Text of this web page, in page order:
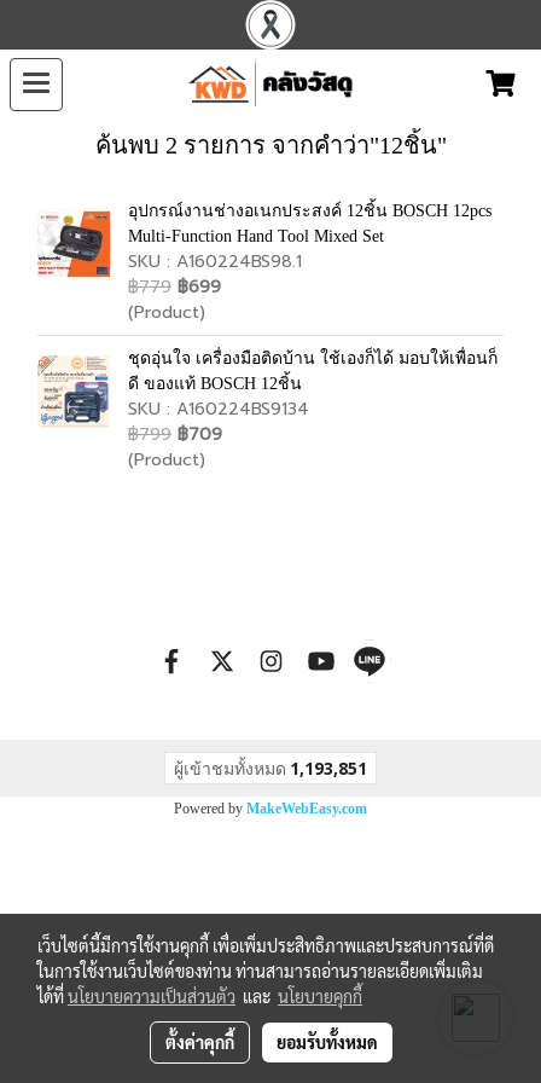
ค้นพบ 2 รายการ จากคำว่า"12ชิ้น"
อุปกรณ์งานช่างอเนกประสงค์ 12ชิ้น BOSCH 12pcs
Multi-Function Hand Tool Mixed Set
SKU : A160224BS98.1
฿779 ฿699
(Product)
ชุดอุ่นใจ เครื่องมือติดบ้าน ใช้เองก็ได้ มอบให้เพื่อนก็
ดี ของแท้ BOSCH 12ชิ้น
SKU : A160224BS9134
฿799 ฿709
(Product)
ผู้เข้าชมทั้งหมด 1,193,851
Powered by MakeWebEasy.com
เว็บไซต์นี้มีการใช้งานคุกกี้ เพื่อเพิ่มประสิทธิภาพและประสบการณ์ที่ดี
ในการใช้งานเว็บไซต์ของท่าน ท่านสามารถอ่านรายละเอียดเพิ่มเติม
ได้ที่นโยบายความเป็นส่วนตัว และ นโยบายคุกกี้
ตั้งค่าคุกกี้ ยอมรับทั้งหมด